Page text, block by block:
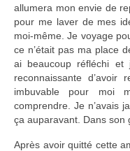
allumera mon envie de
pour me laver de mes
moi-même. Je voyage
ce n’était pas ma place
ai beaucoup réfléchi
reconnaissante d’avoir
imbuvable pour moi
comprendre. Je n’avais
ça auparavant. Dans son
Après avoir quitté cette